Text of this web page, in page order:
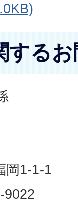
する
岡1-1-1
9022